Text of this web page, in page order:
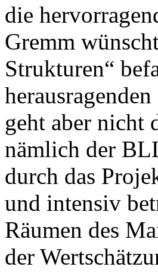
die
Gremm
Strukturen“
geht aber nicht
nämlich der
durch das
und intensiv
Räumen des
der